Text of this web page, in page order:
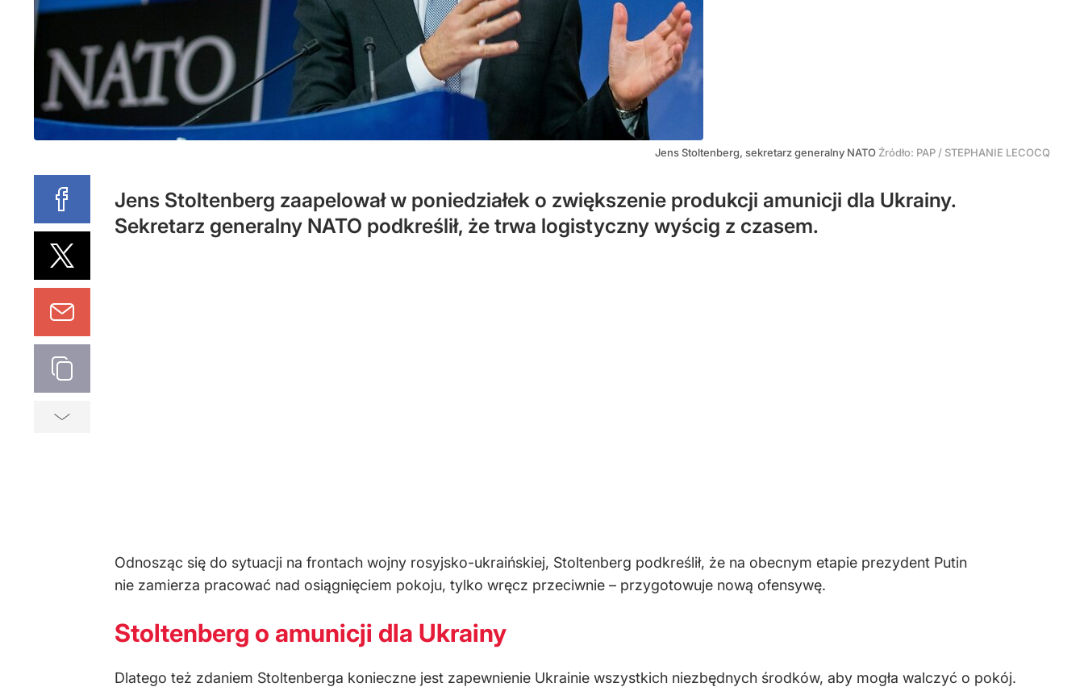
Jens Stoltenberg, sekretarz generalny NATO Źródło: PAP / STEPHANIE LECOCQ
Jens Stoltenberg zaapelował w poniedziałek o zwiększenie produkcji amunicji dla Ukrainy.
Sekretarz generalny NATO podkreślił, że trwa logistyczny wyścig z czasem.
Odnosząc się do sytuacji na frontach wojny rosyjsko-ukraińskiej, Stoltenberg podkreślił, że na obecnym etapie prezydent Putin
nie zamierza pracować nad osiągnięciem pokoju, tylko wręcz przeciwnie – przygotowuje nową ofensywę.
Stoltenberg o amunicji dla Ukrainy
Dlatego też zdaniem Stoltenberga konieczne jest zapewnienie Ukrainie wszystkich niezbędnych środków, aby mogła walczyć o pokój.